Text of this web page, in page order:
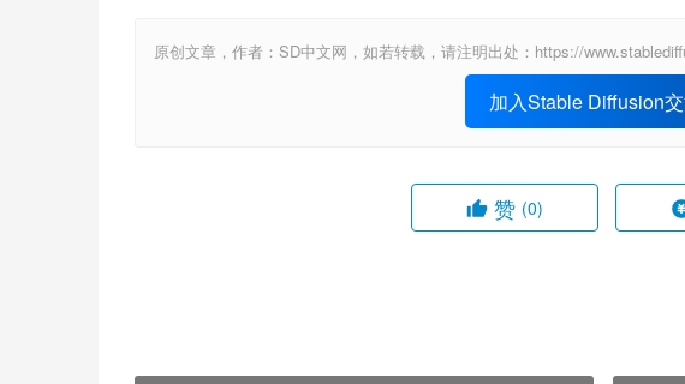
原创文章，作者：SD中文网，如若转载，请注明出处：https://
加入Stable Diffusion
赞 (0)